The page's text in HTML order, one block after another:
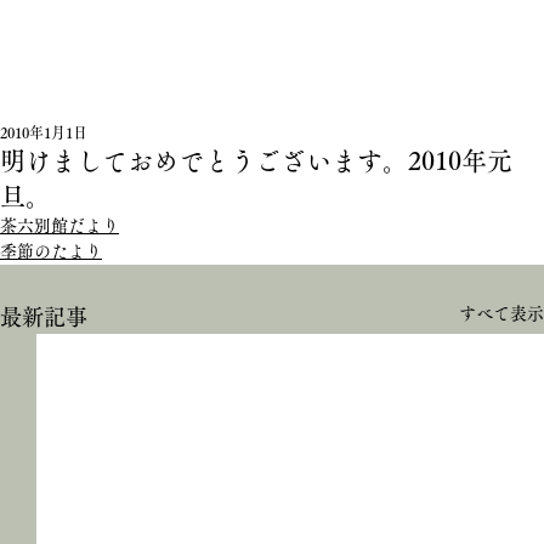
明けましておめでとうございます。2010年元
旦。
2010年1月1日
茶六別館だより
季節のたより
最新記事 すべて表示